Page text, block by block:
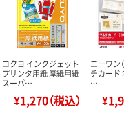
コクヨ インクジェット
プリンタ用紙 厚紙用紙
スーパ…
¥1,270（税込）
エーワン
チカード
…